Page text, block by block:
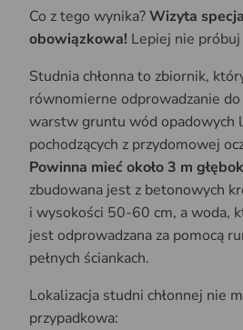
Co z tego wynika?Wizyta
obowiązkowa! Lepiej nie
Studnia chłonna to zbiornik,
równomierne odprowadzanie do
warstw gruntu wód opadowych
pochodzących z przydomowej
Powinna mieć około 3 m
zbudowana jest z betonowych
i wysokości 50-60 cm, a woda,
jest odprowadzana za pomocą
pełnych ściankach.
Lokalizacja studni chłonnej nie
przypadkowa: